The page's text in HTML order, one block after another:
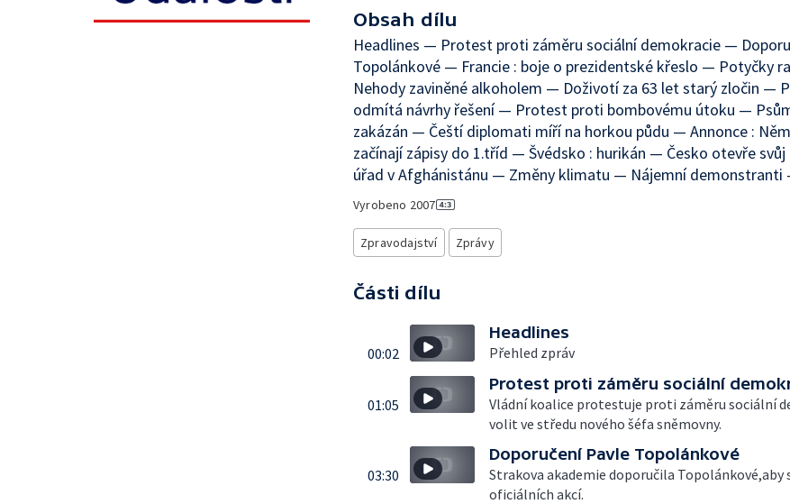
Obsah dílu
Headlines — Protest proti záměru sociální demokracie —
Topolánkové — Francie : boje o prezidentské křeslo — Potyčky
Nehody zaviněné alkoholem — Doživotí za 63 let starý zločin —
odmítá návrhy řešení — Protest proti bombovému útoku —
zakázán — Čeští diplomati míří na horkou půdu — Annonce :
začínají zápisy do 1.tříd — Švédsko : hurikán — Česko otevře
úřad v Afghánistánu — Změny klimatu — Nájemní demonstranti
Vyrobeno 2007
Zpravodajství Zprávy
Části dílu
00:02
Headlines
Přehled zpráv
01:05
Protest proti záměru sociální
Vládní koalice protestuje proti záměru sociální
volit ve středu nového šéfa sněmovny.
03:30
Doporučení Pavle Topolánkové
Strakova akademie doporučila Topolánkové,aby
oficiálních akcí.